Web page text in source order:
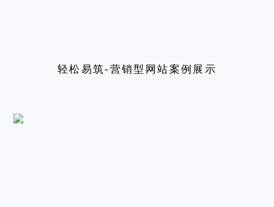
轻松易筑-营销型网站案例展示